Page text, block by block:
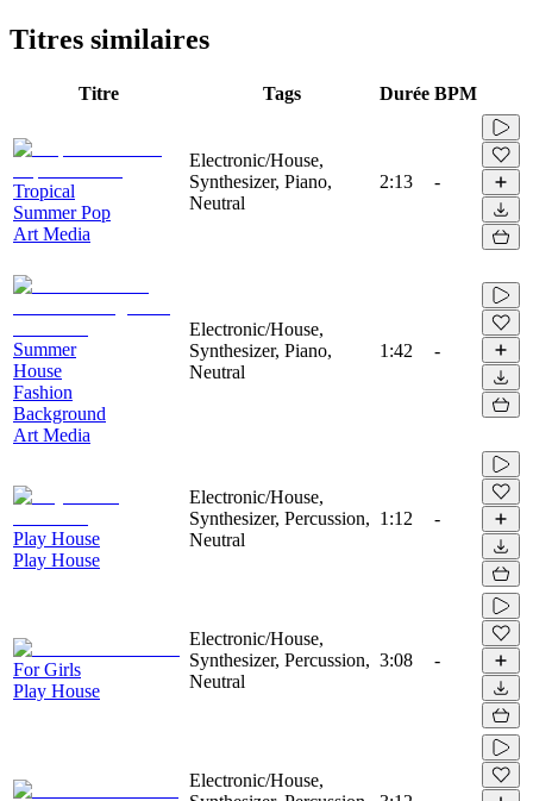
Titres similaires
Titre Tags Durée BPM
Tropical
Summer Pop
Art Media
Electronic/House,
Synthesizer, Piano,
Neutral
2:13 -
Summer
House
Fashion
Background
Art Media
Electronic/House,
Synthesizer, Piano,
Neutral
1:42 -
Play House
Play House
Electronic/House,
Synthesizer, Percussion,
Neutral
1:12 -
For Girls
Play House
Electronic/House,
Synthesizer, Percussion,
Neutral
3:08 -
Electronic/House,